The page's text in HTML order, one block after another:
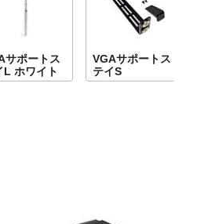
サポートス
L ホワイト
VGAサポートス
テイS